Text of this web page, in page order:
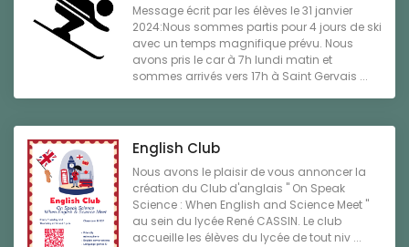
Message écrit par les élèves le 31 janvier
2024:Nous sommes partis pour 4 jours de ski
avec un temps magnifique prévu. Nous
avons pris le car à 7h lundi matin et
sommes arrivés vers 17h à Saint Gervais ...
English Club
Nous avons le plaisir de vous annoncer la
création du Club d'anglais " On Speak
Science : When English and Science Meet "
au sein du lycée René CASSIN. Le club
accueille les élèves du lycée de tout niv ...